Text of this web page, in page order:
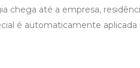
chega até a empresa,
é automaticamente